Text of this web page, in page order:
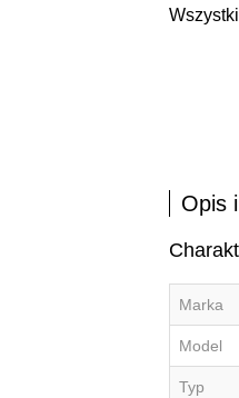
Opis
Marka
Model
Typ